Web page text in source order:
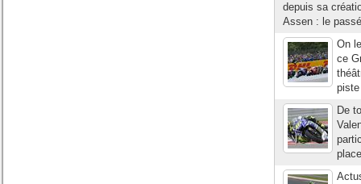
depuis sa
Assen : le
On
ce
De